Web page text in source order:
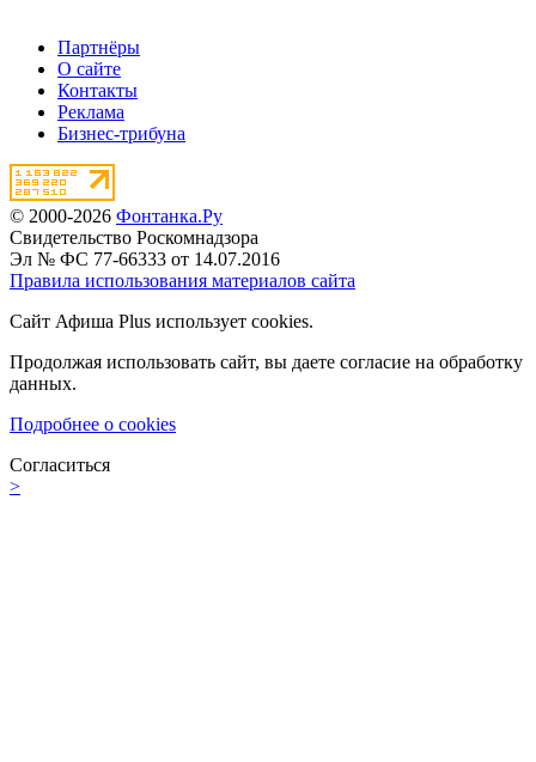
Партнёры
О сайте
Контакты
Реклама
Бизнес-трибуна
© 2000-2026 Фонтанка.Ру
Свидетельство Роскомнадзора
Эл № ФС 77-66333 от 14.07.2016
Правила использования материалов сайта
Сайт Афиша Plus использует cookies.
Продолжая использовать сайт, вы даете согласие на обработку
данных.
Подробнее о cookies
Согласиться
>